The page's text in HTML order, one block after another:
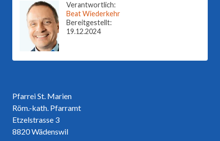
Pfarrei St. Marien
Röm.-kath. Pfarramt
Etzelstrasse 3
8820 Wädenswil
Verantwortlich:
Beat Wiederkehr
Bereitgestellt:
19.12.2024